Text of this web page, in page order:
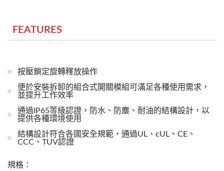
FEATURES
按壓鎖定旋轉釋放操作
便於安裝拆卸的組合式開關模組可滿足各種使用需求，
並提升工作效率
通過IP65等級認證，防水、防塵、耐油的結構設計，以
提供各種環境使用
結構設計符合各國安全規範，通過UL、cUL、CE、
CCC、TUV認證
規格：